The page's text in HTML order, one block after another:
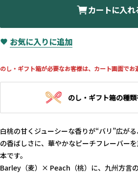
カートに入れ
お気に入りに追加
のし・ギフト箱が必要なお客様は、カート画面でお
のし・ギフト箱の種
白桃の甘くジューシーな香りが“バリ”広が
の香ばしさに、華やかなピーチフレーバー
本です。
Barley（麦）× Peach（桃）に、九州方言